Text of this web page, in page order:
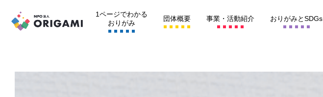
1ページでわかる
おりがみ
団体概要 事業・ 活動紹介 おりがみとSDGs